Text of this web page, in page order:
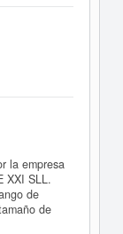
la empresa
XXI SLL.
de
de